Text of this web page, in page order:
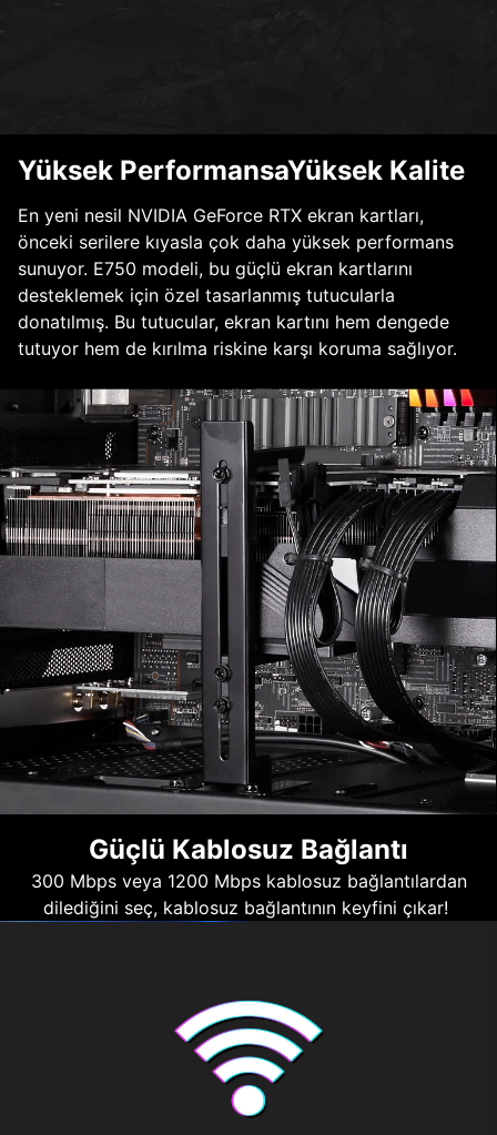
Yüksek PerformansaYüksek Kalite
En yeni nesil NVIDIA GeForce RTX ekran kartları,
önceki serilere kıyasla çok daha yüksek performans
sunuyor. E750 modeli, bu güçlü ekran kartlarını
desteklemek için özel tasarlanmış tutucularla
donatılmış. Bu tutucular, ekran kartını hem dengede
tutuyor hem de kırılma riskine karşı koruma sağlıyor.
Güçlü Kablosuz Bağlantı
300 Mbps veya 1200 Mbps kablosuz bağlantılardan
dilediğini seç, kablosuz bağlantının keyfini çıkar!